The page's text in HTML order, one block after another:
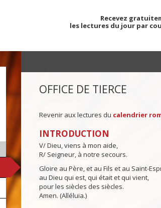
Recevez
les lectures du jour par
OFFICE DE TIERCE
Revenir aux lectures du calendrier
INTRODUCTION
V/ Dieu, viens à mon aide,
R/ Seigneur, à notre secours.
Gloire au Père, et au Fils et au Saint-
au Dieu qui est, qui était et qui vient,
pour les siècles des siècles.
Amen. (Alléluia.)